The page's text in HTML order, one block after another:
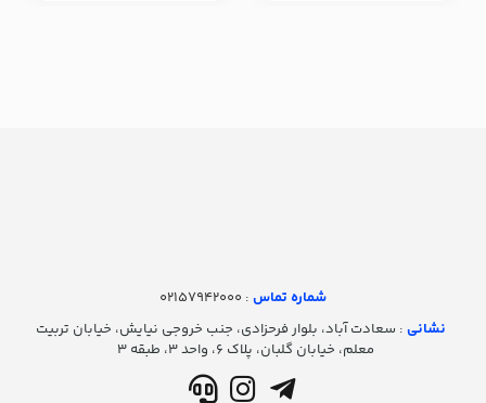
شماره تماس‌ : 02157942000
نشانی : سعادت آباد، بلوار فرحزادی، جنب خروجی نیایش، خیابان تربیت
معلم، خیابان گلبان، پلاک ۶، واحد ۳، طبقه ۳